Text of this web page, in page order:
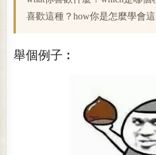
喜歡這種？how你是怎麼學
舉個例子︰